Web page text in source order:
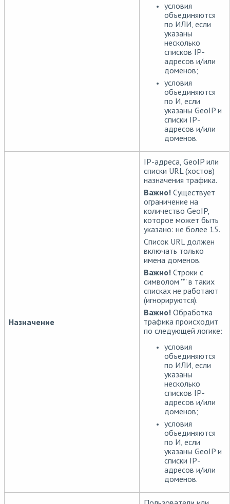
условия
объединяются
по ИЛИ, если
указаны
несколько
списков IP-
адресов и/или
доменов;
условия
объединяются
по И, если
указаны GeoIP и
списки IP-
адресов и/или
доменов.
Назначение
IP-адреса, GeoIP или
списки URL (хостов)
назначения трафика.
Важно! Существует
ограничение на
количество GeoIP,
которое может быть
указано: не более 15.
Список URL должен
включать только
имена доменов.
Важно! Строки с
символом '*' в таких
списках не работают
(игнорируются).
Важно! Обработка
трафика происходит
по следующей логике:
условия
объединяются
по ИЛИ, если
указаны
несколько
списков IP-
адресов и/или
доменов;
условия
объединяются
по И, если
указаны GeoIP и
списки IP-
адресов и/или
доменов.